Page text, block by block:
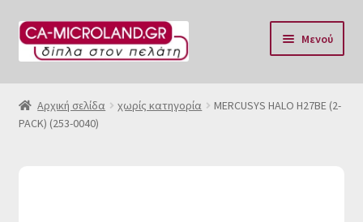
Απευθείας
μετάβαση
Μετάβαση
σε
Μενού
Αρχική
Η Eταιρία μας
Αρχική σελίδα χωρίς κατηγορία
MERCUSYS HALO H27BE (2-
PACK) (253-0040)